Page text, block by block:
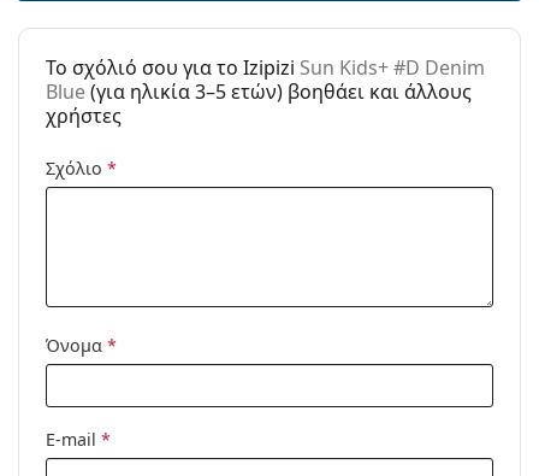
Μάρκα:
Izipizi
Χρήση:
To σχόλιό σου για το Izipizi Sun Kids+ #D Denim
Blue(για ηλικία 3–5 ετών) βοηθάει και άλλους
χρήστες
Σχόλιο *
Όνομα *
E-mail *